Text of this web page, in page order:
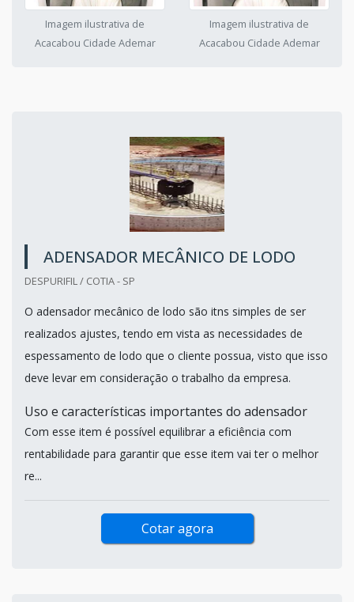
Imagem ilustrativa de
Acacabou Cidade Ademar
Imagem ilustrativa de
Acacabou Cidade Ademar
ADENSADOR MECÂNICO DE LODO
DESPURIFIL / COTIA - SP
O adensador mecânico de lodo são itns simples de ser
realizados ajustes, tendo em vista as necessidades de
espessamento de lodo que o cliente possua, visto que isso
deve levar em consideração o trabalho da empresa.
Uso e características importantes do adensador
Com esse item é possível equilibrar a eficiência com
rentabilidade para garantir que esse item vai ter o melhor
re...
Cotar agora